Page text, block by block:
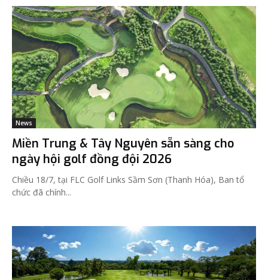
News
Miền Trung & Tây Nguyên sẵn sàng cho
ngày hội golf đồng đội 2026
Chiều 18/7, tại FLC Golf Links Sầm Sơn (Thanh Hóa), Ban tổ
chức đã chính...